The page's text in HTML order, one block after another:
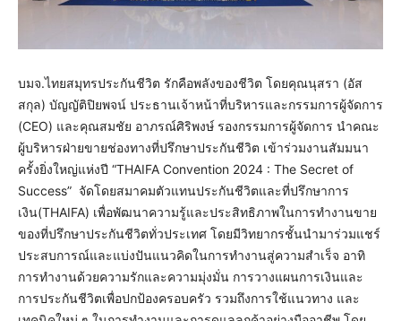
บมจ.ไทยสมุทรประกันชีวิต รักคือพลังของชีวิต โดยคุณนุสรา (อัส
สกุล) บัญญัติปิยพจน์ ประธานเจ้าหน้าที่บริหารและกรรมการผู้จัดการ
(CEO) และคุณสมชัย อาภรณ์ศิริพงษ์ รองกรรมการผู้จัดการ นำคณะ
ผู้บริหารฝ่ายขายช่องทางที่ปรึกษาประกันชีวิต เข้าร่วมงานสัมมนา
ครั้งยิ่งใหญ่แห่งปี “THAIFA Convention 2024 : The Secret of
Success” จัดโดยสมาคมตัวแทนประกันชีวิตและที่ปรึกษาการ
เงิน(THAIFA) เพื่อพัฒนาความรู้และประสิทธิภาพในการทำงานขาย
ของที่ปรึกษาประกันชีวิตทั่วประเทศ โดยมีวิทยากรชั้นนำมาร่วมแชร์
ประสบการณ์และแบ่งปันแนวคิดในการทำงานสู่ความสำเร็จ อาทิ
การทำงานด้วยความรักและความมุ่งมั่น การวางแผนการเงินและ
การประกันชีวิตเพื่อปกป้องครอบครัว รวมถึงการใช้แนวทาง และ